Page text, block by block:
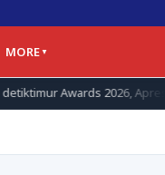
MORE
Apresiasi untuk